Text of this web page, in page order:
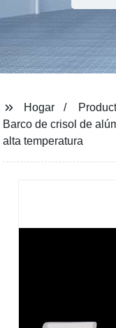
Hogar
Barco de crisol de
alta temperatura